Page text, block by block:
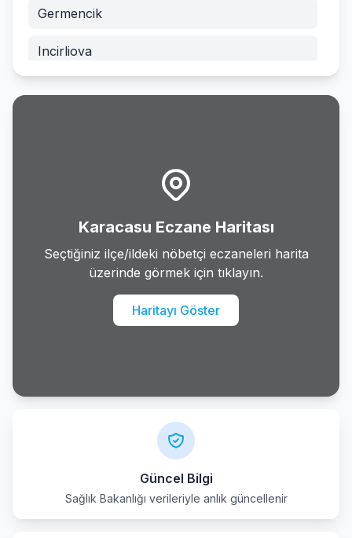
Germencik
Incirliova
Karacasu Eczane Haritası
Seçtiğiniz ilçe/ildeki nöbetçi eczaneleri harita
üzerinde görmek için tıklayın.
Haritayı Göster
Güncel Bilgi
Sağlık Bakanlığı verileriyle anlık güncellenir